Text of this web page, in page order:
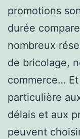
promotions
durée
nombreux
de bricolage,
commerce…
particulière
délais et aux
peuvent